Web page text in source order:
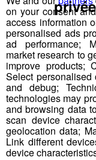
que le premier,il
France, qui
des événements
Et dans ce
sont pas
différence
deux secteurs
secteur du
on your consent
access information
personalised ads
ad performance;
market research to
improve products;
Select personalised
and debug;
technologies may
and browsing data
scan device
geolocation data;
Link different
device